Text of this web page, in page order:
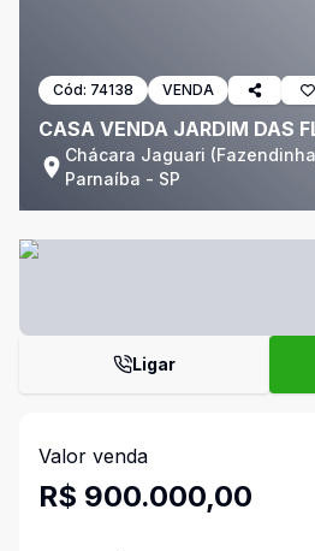
Cód: 74138 VENDA
CASA VENDA JARDIM DAS
Chácara Jaguari
Parnaíba - SP
Ligar
Valor venda
R$ 900.000,00